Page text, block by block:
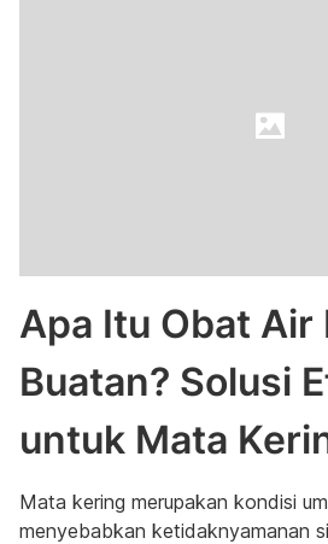
Apa Itu Obat Air
Buatan? Solusi
untuk Mata
Mata kering merupakan kondisi
menyebabkan ketidaknyamanan